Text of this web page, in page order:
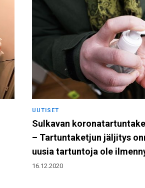
UUTISET
Sulkavan
– Tartuntaketjun jäljitys
uusia tartuntoja ole
16.12.2020